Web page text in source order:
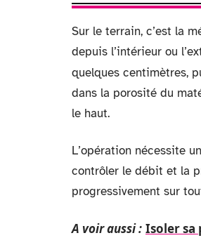
Sur le terrain, c’est la
depuis l’intérieur ou
quelques centimètres,
dans la porosité du
le haut.
L’opération nécessite
contrôler le débit et la
progressivement sur
A voir aussi : Isoler